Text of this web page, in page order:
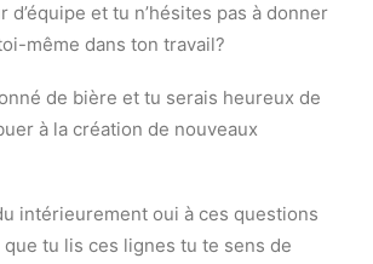
d’équipe et tu n’hésites pas à donner
même dans ton travail?
de bière et tu serais heureux de
à la création de nouveaux
intérieurement oui à ces questions
que tu lis ces lignes tu te sens de